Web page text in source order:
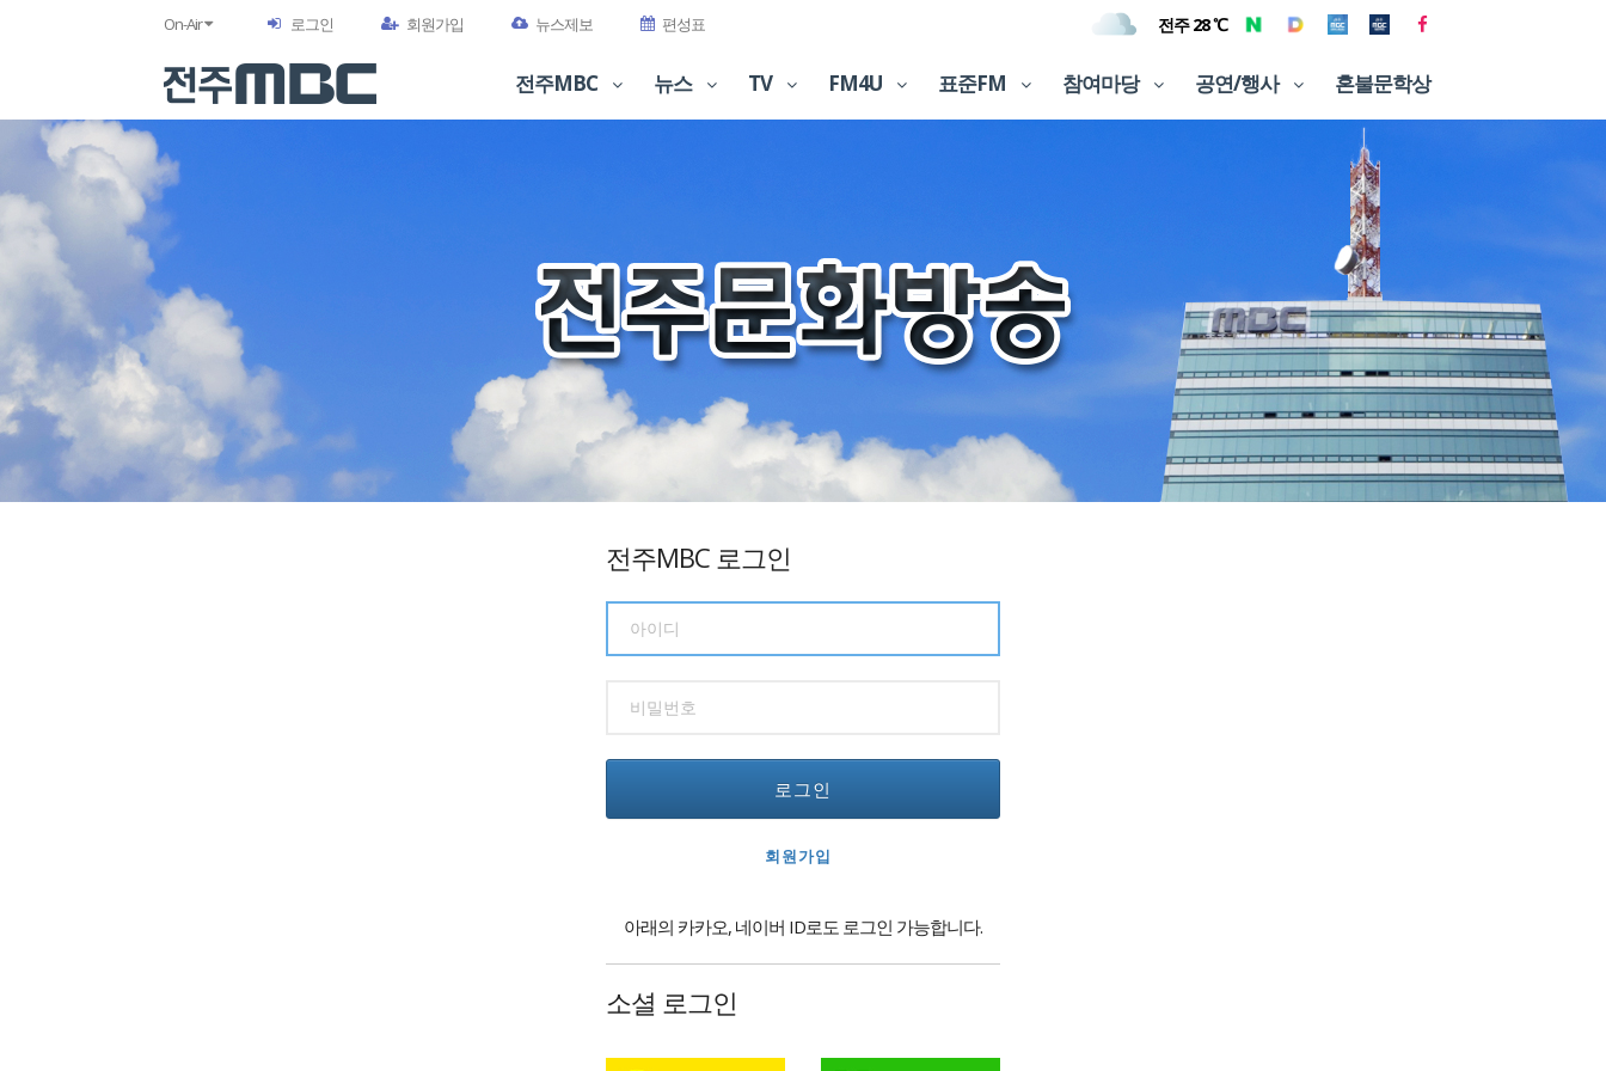
On-Air 로그인 회원가입 뉴스제보 편성표 전주 28 ℃
전주MBC 뉴스 TV FM4U 표준FM 참여마당 공연/행사 혼불문학상
전주MBC 로그인
로그인
회원가입
아래의 카카오, 네이버 ID로도 로그인 가능합니다.
소셜 로그인